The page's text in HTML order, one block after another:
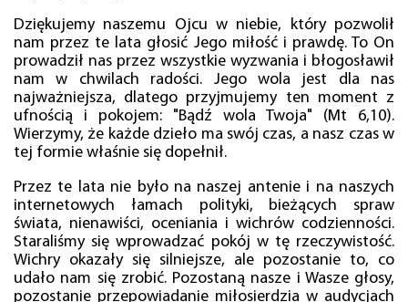
Dziękujemy naszemu Ojcu w niebie, który pozwolił
nam przez te lata głosić Jego miłość i prawdę. To On
prowadził nas przez wszystkie wyzwania i błogosławił
nam w chwilach radości. Jego wola jest dla nas
najważniejsza, dlatego przyjmujemy ten moment z
ufnością i pokojem: "Bądź wola Twoja" (Mt 6,10).
Wierzymy, że każde dzieło ma swój czas, a nasz czas w
tej formie właśnie się dopełnił.
Przez te lata nie było na naszej antenie i na naszych
internetowych łamach polityki, bieżących spraw
świata, nienawiści, oceniania i wichrów codzienności.
Staraliśmy się wprowadzać pokój w tę rzeczywistość.
Wichry okazały się silniejsze, ale pozostanie to, co
udało nam się zrobić. Pozostaną nasze i Wasze głosy,
pozostanie przepowiadanie miłosierdzia w audycjach